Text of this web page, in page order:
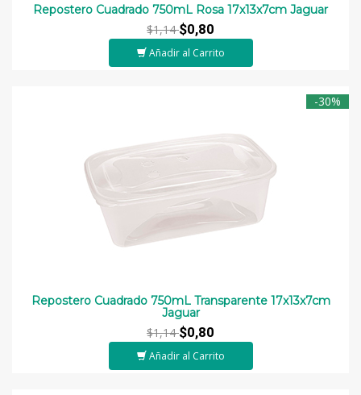
Repostero Cuadrado 750mL Rosa 17x13x7cm Jaguar
$1,14$0,80
Añadir al Carrito
-30%
Repostero Cuadrado 750mL Transparente 17x13x7cm
Jaguar
$1,14$0,80
Añadir al Carrito